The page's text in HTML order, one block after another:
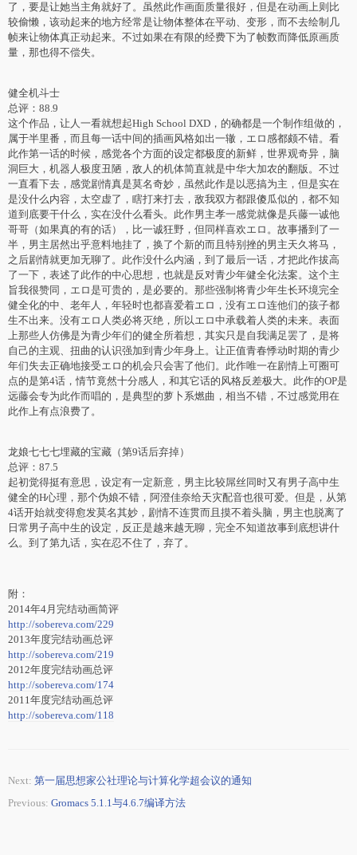
了，要是让她当主角就好了。虽然此作画面质量很好，但是在动画上则比
较偷懒，该动起来的地方经常是让物体整体在平动、变形，而不去绘制几
帧来让物体真正动起来。不过如果在有限的经费下为了帧数而降低原画质
量，那也得不偿失。
健全机斗士
总评：88.9
这个作品，让人一看就想起High School DXD，的确都是一个制作组做的，
属于半里番，而且每一话中间的插画风格如出一辙，エロ感都颇不错。看
此作第一话的时候，感觉各个方面的设定都极度的新鲜，世界观奇异，脑
洞巨大，机器人极度丑陋，敌人的机体简直就是中华大加农的翻版。不过
一直看下去，感觉剧情真是莫名奇妙，虽然此作是以恶搞为主，但是实在
是没什么内容，太空虚了，瞎打来打去，敌我双方都跟傻瓜似的，都不知
道到底要干什么，实在没什么看头。此作男主孝一感觉就像是兵藤一诚他
哥哥（如果真的有的话），比一诚狂野，但同样喜欢エロ。故事播到了一
半，男主居然出乎意料地挂了，换了个新的而且特别挫的男主天久将马，
之后剧情就更加无聊了。此作没什么内涵，到了最后一话，才把此作拔高
了一下，表述了此作的中心思想，也就是反对青少年健全化法案。这个主
旨我很赞同，エロ是可贵的，是必要的。那些强制将青少年生长环境完全
健全化的中、老年人，年轻时也都喜爱着エロ，没有エロ连他们的孩子都
生不出来。没有エロ人类必将灭绝，所以エロ中承载着人类的未来。表面
上那些人仿佛是为青少年们的健全所着想，其实只是自我满足罢了，是将
自己的主观、扭曲的认识强加到青少年身上。让正值青春悸动时期的青少
年们失去正确地接受エロ的机会只会害了他们。此作唯一在剧情上可圈可
点的是第4话，情节竟然十分感人，和其它话的风格反差极大。此作的OP是
远藤会专为此作而唱的，是典型的萝卜系燃曲，相当不错，不过感觉用在
此作上有点浪费了。
龙娘七七七埋藏的宝藏（第9话后弃掉）
总评：87.5
起初觉得挺有意思，设定有一定新意，男主比较屌丝同时又有男子高中生
健全的H心理，那个伪娘不错，阿澄佳奈给天灾配音也很可爱。但是，从第
4话开始就变得愈发莫名其妙，剧情不连贯而且摸不着头脑，男主也脱离了
日常男子高中生的设定，反正是越来越无聊，完全不知道故事到底想讲什
么。到了第九话，实在忍不住了，弃了。
附：
2014年4月完结动画简评
http://sobereva.com/229
2013年度完结动画总评
http://sobereva.com/219
2012年度完结动画总评
http://sobereva.com/174
2011年度完结动画总评
http://sobereva.com/118
Next: 第一届思想家公社理论与计算化学超会议的通知
Previous: Gromacs 5.1.1与4.6.7编译方法